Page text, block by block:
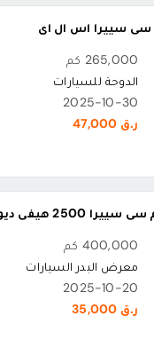
265,000 كم
الدوحة للسيارات
2025-10-30
ر.ق 47,000
400,000 كم
معرض البدر السيارات
2025-10-20
ر.ق 35,000